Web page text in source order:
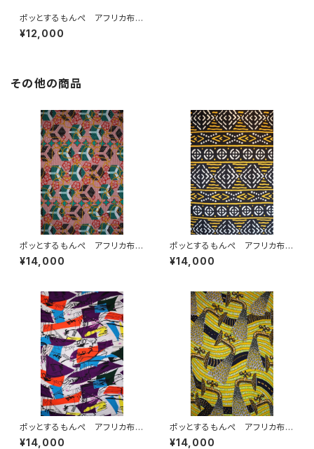
ポッとするもんぺ アフリカ布
No.128
¥12,000
その他の商品
ポッとするもんぺ アフリカ布
No.142
¥14,000
ポッとするもんぺ アフリカ布
No.76
¥14,000
ポッとするもんぺ アフリカ布
No.106
¥14,000
ポッとするもんぺ アフリカ布
No.143
¥14,000